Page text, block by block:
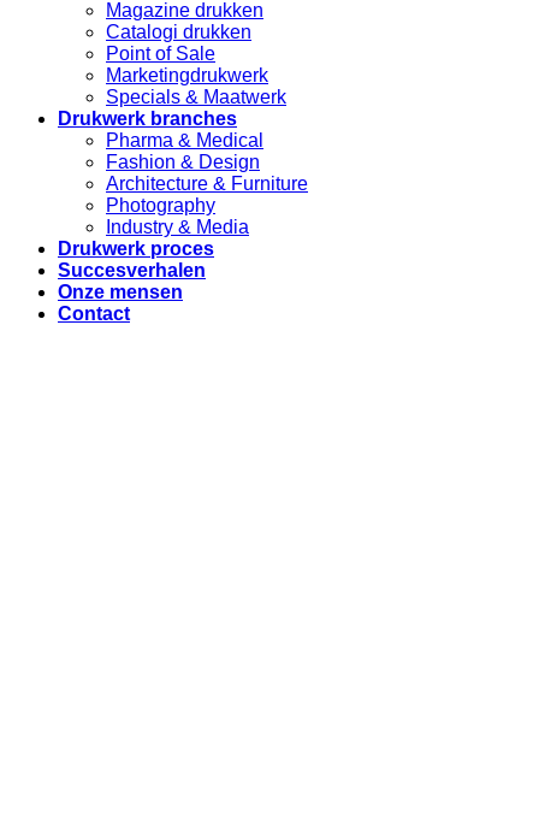
Magazine drukken
Catalogi drukken
Point of Sale
Marketingdrukwerk
Specials & Maatwerk
Drukwerk branches
Pharma & Medical
Fashion & Design
Architecture & Furniture
Photography
Industry & Media
Drukwerk proces
Succesverhalen
Onze mensen
Contact